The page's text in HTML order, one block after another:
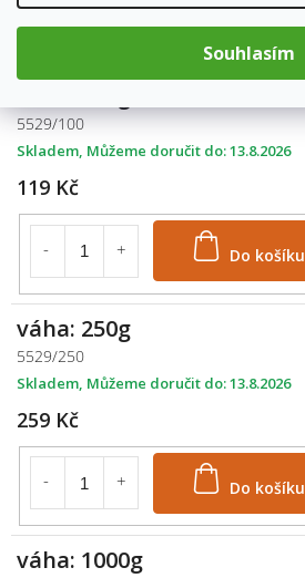
Souhlasím
Do košíku
5529/100
119 Kč
Do košíku
Skladem 13.8.2026
váha: 250g
5529/250
259 Kč
Skladem 13.8.2026
váha: 1000g